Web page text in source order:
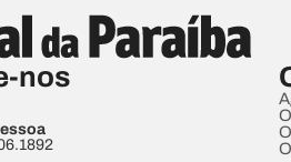
nos